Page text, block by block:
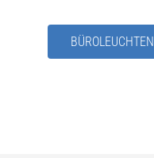
BÜROLEUCHTEN